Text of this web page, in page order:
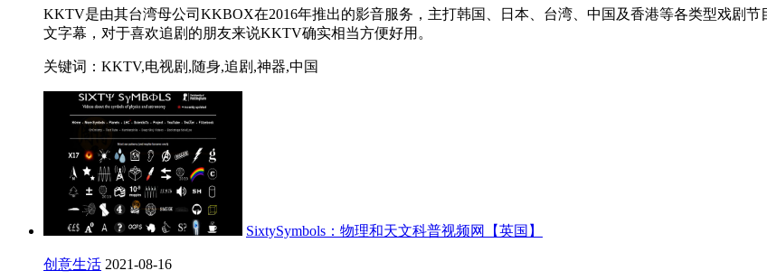
KKTV是由其台湾母公司KKBOX在2016年推出的影音服务，主打韩国、日本、台湾、中国及香港等各类型戏剧
文字幕，对于喜欢追剧的朋友来说KKTV确实相当方便好用。
关键词：KKTV,电视剧,随身,追剧,神器,中国
SixtySymbols：物理和天文科普视频网【英国】
创意生活 2021-08-16